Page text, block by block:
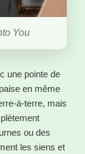
You
une pointe de
en même
à-terre, mais
ou des
les siens et